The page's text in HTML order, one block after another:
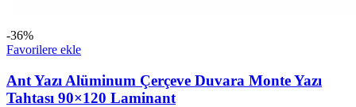
-36%
Favorilere ekle
Ant Yazı Alüminum Çerçeve Duvara Monte Yazı
Tahtası 90×120 Laminant